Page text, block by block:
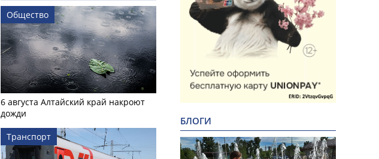
Общество
6 августа Алтайский край накроют
дожди
Транспорт
БЛОГИ